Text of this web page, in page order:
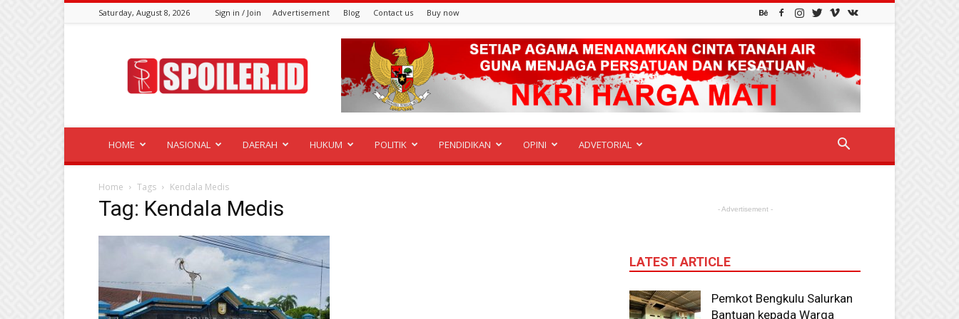
Saturday, August 8, 2026 Sign in / Join Advertisement Blog Contact us Buy now
HOME NASIONAL DAERAH HUKUM POLITIK PENDIDIKAN OPINI ADVETORIAL
Home Tags Kendala Medis
Tag: Kendala Medis - Advertisement -
LATEST ARTICLE
Pemkot Bengkulu Salurkan
Bantuan kepada Warga